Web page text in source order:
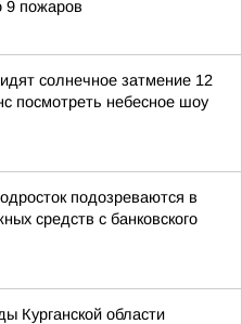
9 пожаров
солнечное затмение 12
посмотреть небесное шоу
подозреваются в
средств с банковского
Курганской области